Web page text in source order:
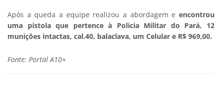
Após a queda a equipe realizou a abordagem e encontrou
uma pistola que pertence à Policia Militar do Pará, 12
munições intactas, cal.40, balaclava, um Celular e R$ 969,00.
Fonte: Portal A10+